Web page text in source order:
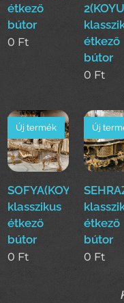
étkező
bútor
0 Ft
étkező
bútor
0 Ft
SOFYA(KOYUN)Luxus
klasszikus
étkező
bútor
Új termék
0 Ft
étkező
bútor
Új
0 Ft